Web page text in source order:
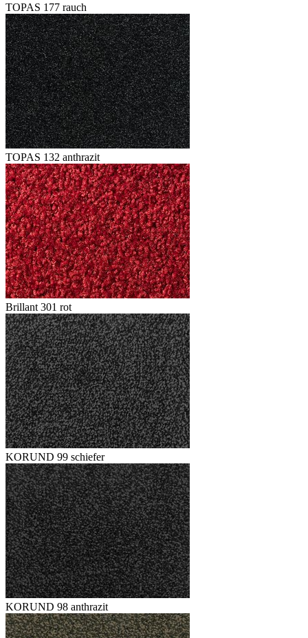
TOPAS 177 rauch
TOPAS 132 anthrazit
Brillant 301 rot
KORUND 99 schiefer
KORUND 98 anthrazit